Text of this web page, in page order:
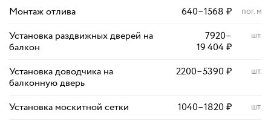
Монтаж отлива 640–1568 ₽ пог. м
Установка раздвижных дверей на
балкон
7920–
19 404₽
шт.
Установка доводчика на
балконную дверь
2200–5390₽ шт.
Установка москитной сетки 1040–1820₽ шт.